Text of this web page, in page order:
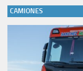
CAMIONES